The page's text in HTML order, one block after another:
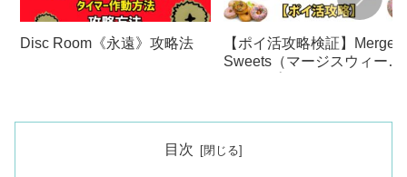
Disc Room《永遠》攻略法
【ポイ活攻略検証】Merge
Sweets（マージスウィー
目次